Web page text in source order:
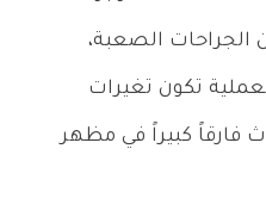
الصعبة،
تكون تغيرات
فارقاً كبيراً في مظهر